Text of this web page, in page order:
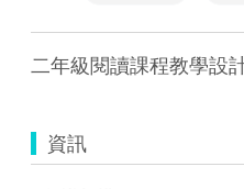
二年級閱讀課程教學設
資訊